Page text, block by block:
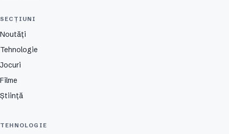
SECȚIUNI
Noutăți
Tehnologie
Jocuri
Filme
Știință
TEHNOLOGIE